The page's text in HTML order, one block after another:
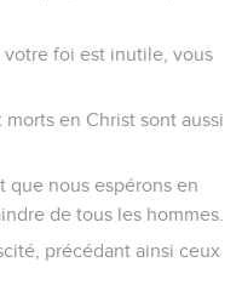
votre foi est inutile, vous
en Christ sont aussi
que nous espérons en
de tous les hommes.
précédant ainsi ceux